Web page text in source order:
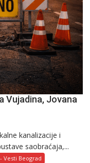
Vujadina, Jovana
kanalizacije i
saobraćaja,...
Vesti Beograd